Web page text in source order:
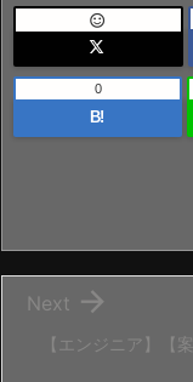

B!
0
【エンジニア】【

Next